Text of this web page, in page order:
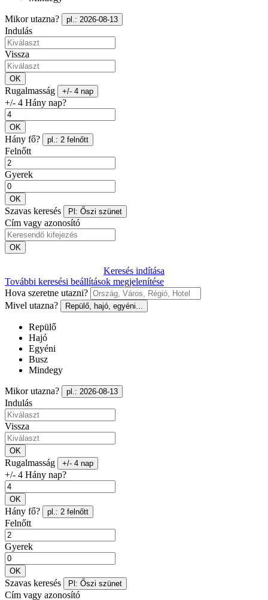
Mikor utazna? pl.: 2026-08-13
Indulás
Vissza
OK
Rugalmasság +/- 4 nap
+/- 4 Hány nap?
OK
Hány fő? pl.: 2 felnőtt
Felnőtt
Gyerek
OK
Szavas keresés Pl: Őszi szünet
Cím vagy azonosító
OK
Keresés indítása
További keresési beállítások megjelenítése
Hova szeretne utazni?
Mivel utazna?
Repülő, hajó, egyéni...
Repülő
Hajó
Egyéni
Busz
Mindegy
Mikor utazna? pl.: 2026-08-13
Indulás
Vissza
OK
Rugalmasság +/- 4 nap
+/- 4 Hány nap?
OK
Hány fő? pl.: 2 felnőtt
Felnőtt
Gyerek
OK
Szavas keresés Pl: Őszi szünet
Cím vagy azonosító